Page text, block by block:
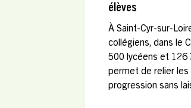
élèves
À Saint-Cyr-sur-
collégiens, dans le
500 lycéens et 126
permet de relier
progression sans